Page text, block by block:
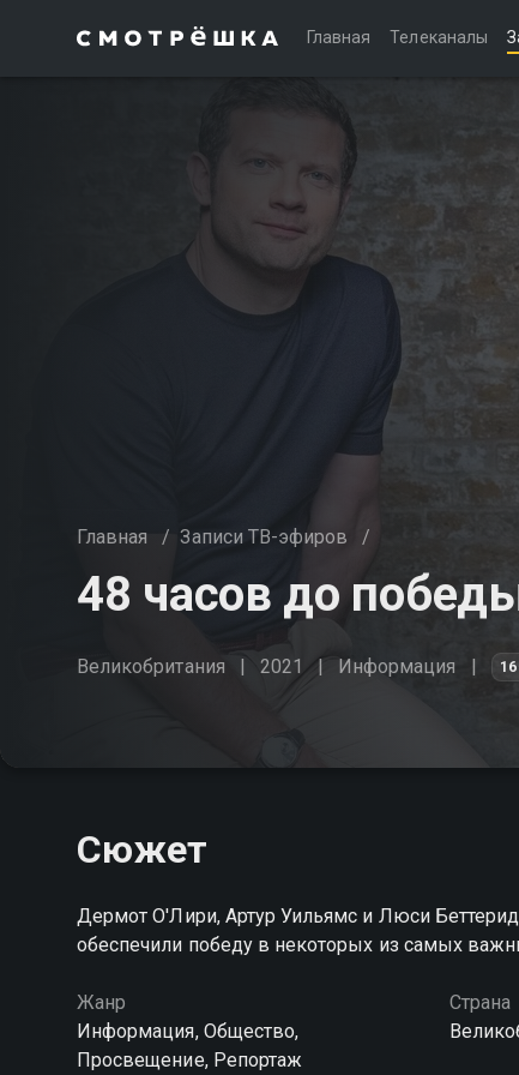
Главная Телеканалы
Главная / Записи ТВ-эфиров /
48 часов до
Великобритания 2021 Информация
Сюжет
Дермот О'Лири, Артур Уильямс и Люси
обеспечили победу в некоторых из самых
Жанр
Информация, Общество,
Просвещение, Репортаж
Страна